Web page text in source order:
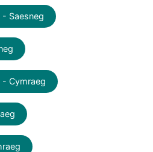
Saesneg
Cymraeg